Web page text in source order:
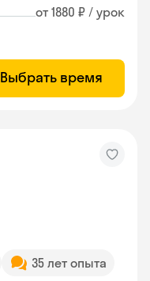
от 1880 ₽ / урок
Выбрать время
35 лет опыта